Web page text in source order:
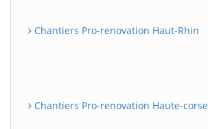
Chantiers Pro-renovation Haut-Rhin
Chantiers Pro-renovation Haute-corse